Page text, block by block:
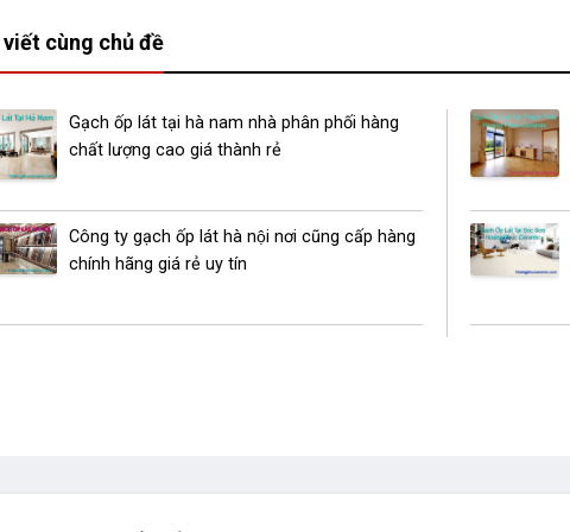
viết cùng chủ đề
Gạch ốp lát tại hà nam nhà phân phối hàng
chất lượng cao giá thành rẻ
Công ty gạch ốp lát hà nội nơi cũng cấp hàng
chính hãng giá rẻ uy tín